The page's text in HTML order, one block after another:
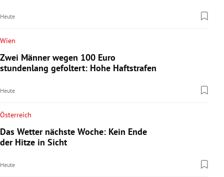
Heute
Wien
Zwei Männer wegen 100 Euro
stundenlang gefoltert: Hohe Haftstrafen
Heute
Österreich
Das Wetter nächste Woche: Kein Ende
der Hitze in Sicht
Heute